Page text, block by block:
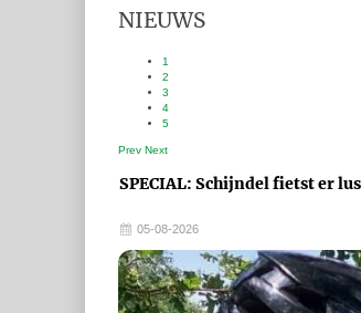
NIEUWS
1
2
3
4
5
Prev Next
SPECIAL: Schijndel fietst er
05-08-2026